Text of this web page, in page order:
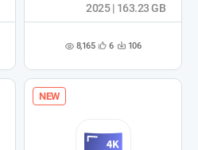
조 8,165 관
록
6 다 106
2025 | 163.23 GB
NEW